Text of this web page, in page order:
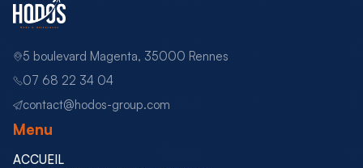
5 boulevard Magenta, 35000 Rennes
07 68 22 34 04
contact@hodos-group.com
Menu
ACCUEIL